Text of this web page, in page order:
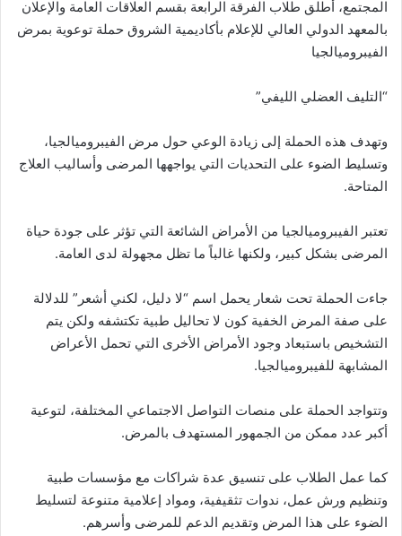
المجتمع، أطلق طلاب الفرقة الرابعة بقسم العلاقات العامة والإعلان
بالمعهد الدولي العالي للإعلام بأكاديمية الشروق حملة توعوية بمرض
الفيبروميالجيا
“التليف العضلي الليفي”
وتهدف هذه الحملة إلى زيادة الوعي حول مرض الفيبروميالجيا،
وتسليط الضوء على التحديات التي يواجهها المرضى وأساليب العلاج
المتاحة.
تعتبر الفيبروميالجيا من الأمراض الشائعة التي تؤثر على جودة حياة
المرضى بشكل كبير، ولكنها غالباً ما تظل مجهولة لدى العامة.
جاءت الحملة تحت شعار يحمل اسم “لا دليل، لكني أشعر” للدلالة
على صفة المرض الخفية كون لا تحاليل طبية تكتشفه ولكن يتم
التشخيص باستبعاد وجود الأمراض الأخرى التي تحمل الأعراض
المشابهة للفيبروميالجيا.
وتتواجد الحملة على منصات التواصل الاجتماعي المختلفة، لتوعية
أكبر عدد ممكن من الجمهور المستهدف بالمرض.
كما عمل الطلاب على تنسيق عدة شراكات مع مؤسسات طبية
وتنظيم ورش عمل، ندوات تثقيفية، ومواد إعلامية متنوعة لتسليط
الضوء على هذا المرض وتقديم الدعم للمرضى وأسرهم.